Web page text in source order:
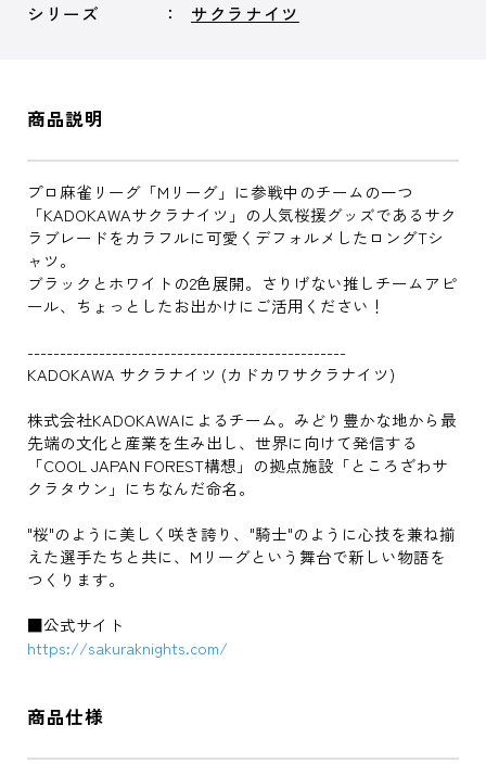
シリーズ サクラナイツ
商品説明
プロ麻雀リーグ「Mリーグ」に参戦中のチームの一つ
「KADOKAWAサクラナイツ」の人気桜援グッズであるサク
ラブレードをカラフルに可愛くデフォルメしたロングTシ
ャツ。
ブラックとホワイトの2色展開。さりげない推しチームアピ
ール、ちょっとしたお出かけにご活用ください！
-------------------------------------------------
KADOKAWA サクラナイツ (カドカワサクラナイツ)
株式会社KADOKAWAによるチーム。みどり豊かな地から最
先端の文化と産業を生み出し、世界に向けて発信する
「COOL JAPAN FOREST構想」の拠点施設「ところざわサ
クラタウン」にちなんだ命名。
"桜"のように美しく咲き誇り、"騎士"のように心技を兼ね揃
えた選手たちと共に、Mリーグという舞台で新しい物語を
つくります。
■公式サイト
https://sakuraknights.com/
商品仕様